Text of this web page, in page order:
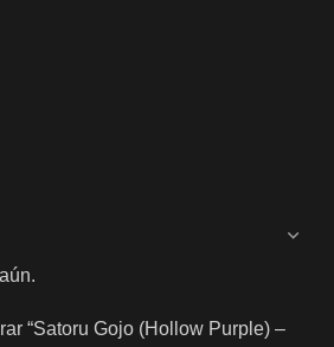
“Satoru Gojo (Hollow Purple) –